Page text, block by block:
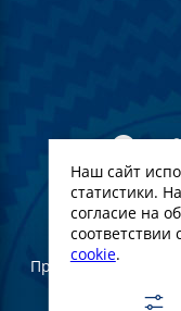
©
При полном или
ссылка на
Наш сайт
статистики.
согласие на
соответствии с
cookie.